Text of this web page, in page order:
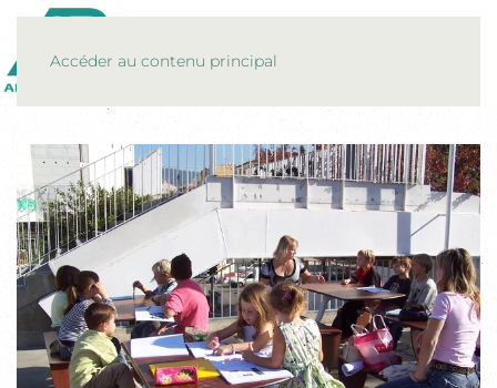
Accéder au contenu principal